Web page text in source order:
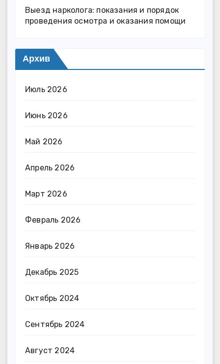
Выезд нарколога: показания и порядок
проведения осмотра и оказания помощи
Архив
Июль 2026
Июнь 2026
Май 2026
Апрель 2026
Март 2026
Февраль 2026
Январь 2026
Декабрь 2025
Октябрь 2024
Сентябрь 2024
Август 2024